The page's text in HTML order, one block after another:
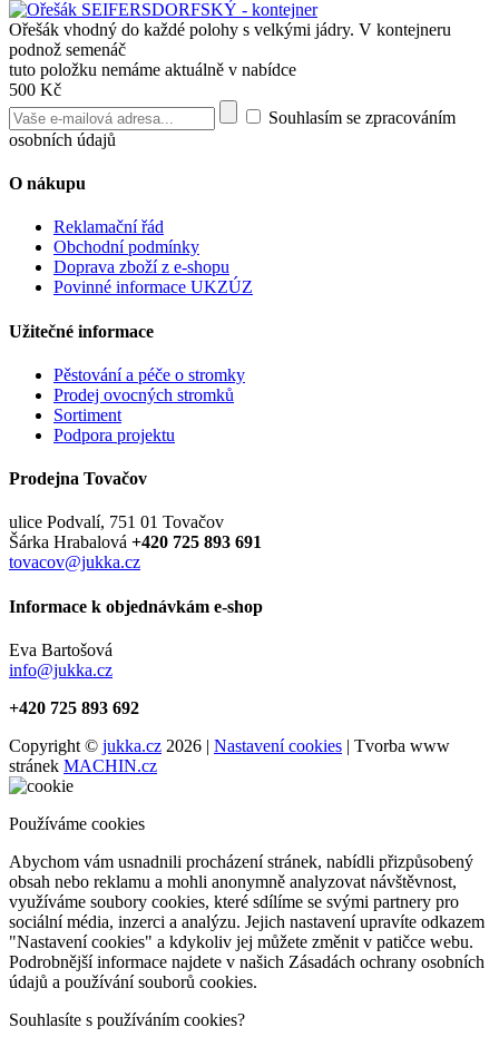
Ořešák vhodný do každé polohy s velkými jádry. V kontejneru
podnož semenáč
tuto položku nemáme aktuálně v nabídce
500 Kč
Souhlasím se zpracováním
osobních údajů
O nákupu
Reklamační řád
Obchodní podmínky
Doprava zboží z e-shopu
Povinné informace UKZÚZ
Užitečné informace
Pěstování a péče o stromky
Prodej ovocných stromků
Sortiment
Podpora projektu
Prodejna Tovačov
ulice Podvalí, 751 01 Tovačov
Šárka Hrabalová +420 725 893 691
tovacov@jukka.cz
Informace k objednávkám e-shop
Eva Bartošová
info@jukka.cz
+420 725 893 692
Copyright © jukka.cz 2026 | Nastavení cookies | Tvorba www
stránek MACHIN.cz
Používáme cookies
Abychom vám usnadnili procházení stránek, nabídli přizpůsobený
obsah nebo reklamu a mohli anonymně analyzovat návštěvnost,
využíváme soubory cookies, které sdílíme se svými partnery pro
sociální média, inzerci a analýzu. Jejich nastavení upravíte odkazem
"Nastavení cookies" a kdykoliv jej můžete změnit v patičce webu.
Podrobnější informace najdete v našich Zásadách ochrany osobních
údajů a používání souborů cookies.
Souhlasíte s používáním cookies?